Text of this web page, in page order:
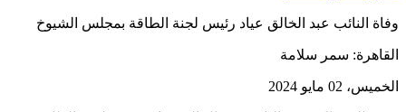
وفاة النائب عبد الخالق عياد رئيس لجنة الطاقة بمجلس الشيوخ
القاهرة: سمر سلامة
الخميس، 02 مايو 2024